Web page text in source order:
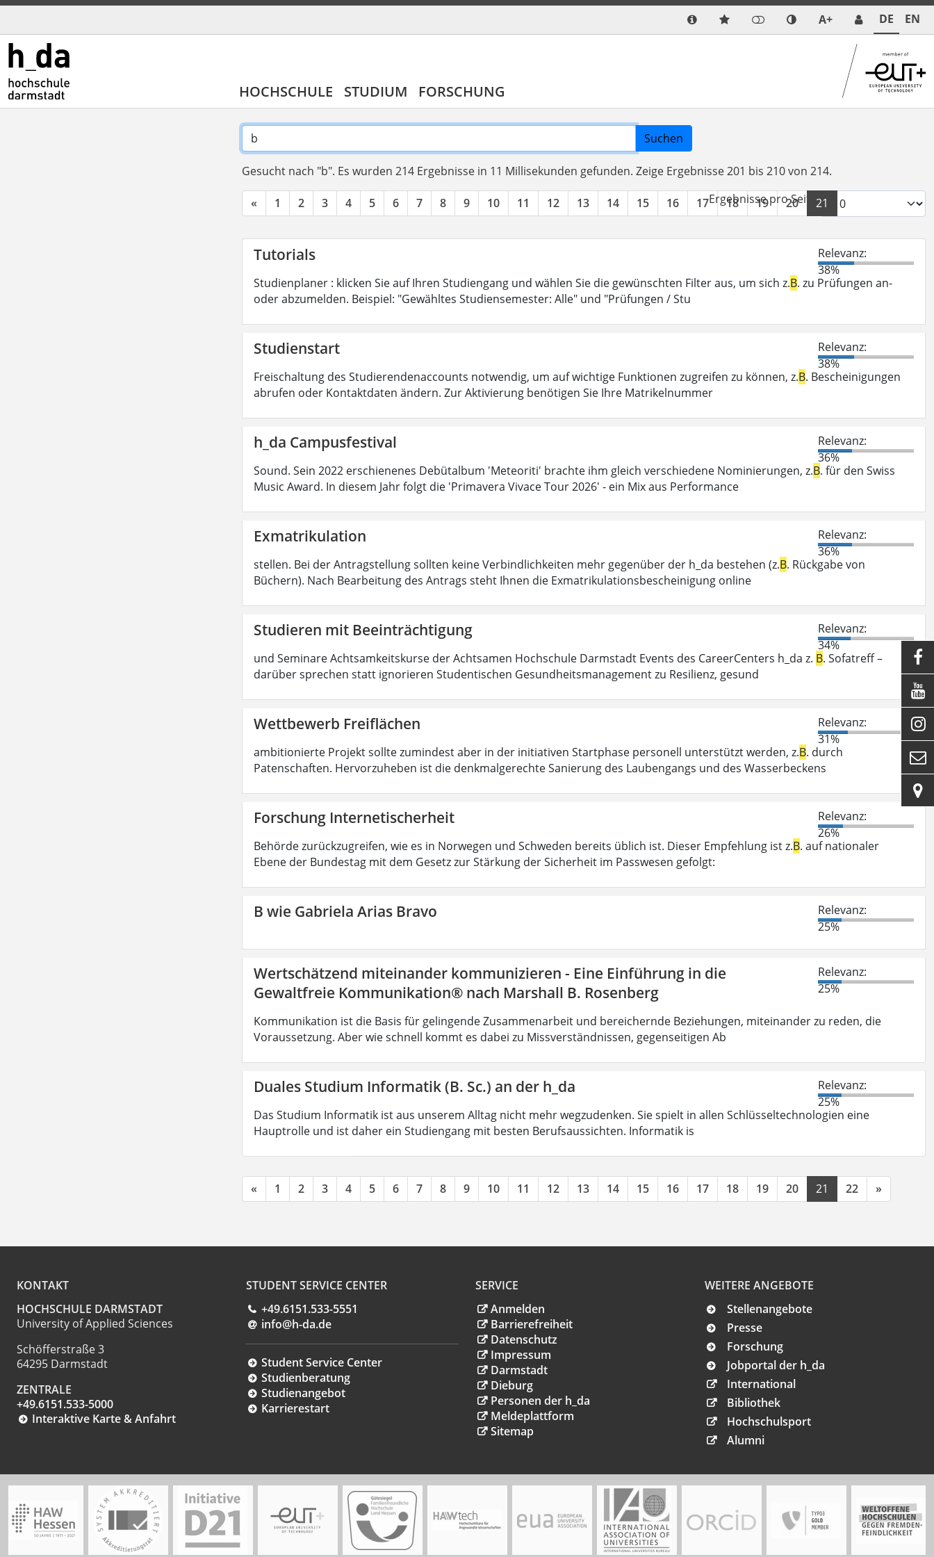
A+ DE EN
HOCHSCHULE STUDIUM FORSCHUNG
Suchen
Gesucht nach "b". Es wurden 214 Ergebnisse in 11 Millisekunden gefunden. Zeige Ergebnisse 201 bis 210 von 214.
« 1 2 3 4 5 6 7 8 9 10 11 12 13 14 15 16 17 18 19 20 21
Ergebnisse pro Seite:
Tutorials
Relevanz:
38%
Studienplaner : klicken Sie auf Ihren Studiengang und wählen Sie die gewünschten Filter aus, um sich z.B. zu Prüfungen an-
oder abzumelden. Beispiel: "Gewähltes Studiensemester: Alle" und "Prüfungen / Stu
Studienstart
Relevanz:
38%
Freischaltung des Studierendenaccounts notwendig, um auf wichtige Funktionen zugreifen zu können, z.B. Bescheinigungen
abrufen oder Kontaktdaten ändern. Zur Aktivierung benötigen Sie Ihre Matrikelnummer
h_da Campusfestival
Relevanz:
36%
Sound. Sein 2022 erschienenes Debütalbum 'Meteoriti' brachte ihm gleich verschiedene Nominierungen, z.B. für den Swiss
Music Award. In diesem Jahr folgt die 'Primavera Vivace Tour 2026' - ein Mix aus Performance
Exmatrikulation
Relevanz:
36%
stellen. Bei der Antragstellung sollten keine Verbindlichkeiten mehr gegenüber der h_da bestehen (z.B. Rückgabe von
Büchern). Nach Bearbeitung des Antrags steht Ihnen die Exmatrikulationsbescheinigung online
Studieren mit Beeinträchtigung
Relevanz:
34%
und Seminare Achtsamkeitskurse der Achtsamen Hochschule Darmstadt Events des CareerCenters h_da z. B. Sofatreff –
darüber sprechen statt ignorieren Studentischen Gesundheitsmanagement zu Resilienz, gesund
Wettbewerb Freiflächen
Relevanz:
31%
ambitionierte Projekt sollte zumindest aber in der initiativen Startphase personell unterstützt werden, z.B. durch
Patenschaften. Hervorzuheben ist die denkmalgerechte Sanierung des Laubengangs und des Wasserbeckens
Forschung Internetischerheit
Relevanz:
26%
Behörde zurückzugreifen, wie es in Norwegen und Schweden bereits üblich ist. Dieser Empfehlung ist z.B. auf nationaler
Ebene der Bundestag mit dem Gesetz zur Stärkung der Sicherheit im Passwesen gefolgt:
B wie Gabriela Arias Bravo
Relevanz:
25%
Wertschätzend miteinander kommunizieren - Eine Einführung in die
Gewaltfreie Kommunikation® nach Marshall B. Rosenberg
Relevanz:
25%
Kommunikation ist die Basis für gelingende Zusammenarbeit und bereichernde Beziehungen, miteinander zu reden, die
Voraussetzung. Aber wie schnell kommt es dabei zu Missverständnissen, gegenseitigen Ab
Duales Studium Informatik (B. Sc.) an der h_da
Relevanz:
25%
Das Studium Informatik ist aus unserem Alltag nicht mehr wegzudenken. Sie spielt in allen Schlüsseltechnologien eine
Hauptrolle und ist daher ein Studiengang mit besten Berufsaussichten. Informatik is
« 1 2 3 4 5 6 7 8 9 10 11 12 13 14 15 16 17 18 19 20 21 22 »
KONTAKT
HOCHSCHULE DARMSTADT
University of Applied Sciences
Schöfferstraße 3
64295 Darmstadt
ZENTRALE
+49.6151.533-5000
Interaktive Karte & Anfahrt
STUDENT SERVICE CENTER
+49.6151.533-5551
info@h-da.de
Student Service Center
Studienberatung
Studienangebot
Karrierestart
SERVICE
Anmelden
Barrierefreiheit
Datenschutz
Impressum
Darmstadt
Dieburg
Personen der h_da
Meldeplattform
Sitemap
WEITERE ANGEBOTE
Stellenangebote
Presse
Forschung
Jobportal der h_da
International
Bibliothek
Hochschulsport
Alumni




